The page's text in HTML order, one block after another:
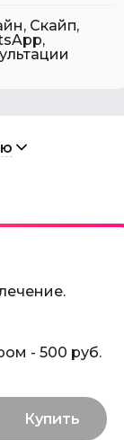
Скайп,
- 500 руб.